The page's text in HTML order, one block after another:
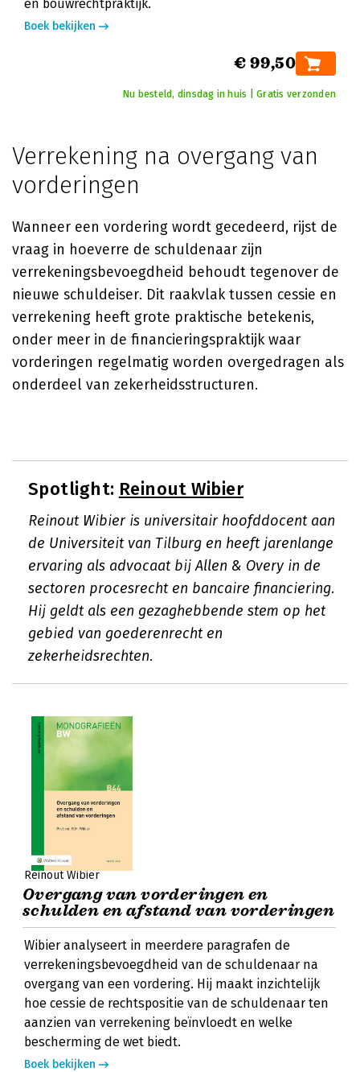
en bouwrechtpraktijk.
Boek bekijken
€ 99,50
Nu besteld, dinsdag in huis | Gratis verzonden
Verrekening na overgang van
vorderingen
Wanneer een vordering wordt gecedeerd, rijst de
vraag in hoeverre de schuldenaar zijn
verrekeningsbevoegdheid behoudt tegenover de
nieuwe schuldeiser. Dit raakvlak tussen cessie en
verrekening heeft grote praktische betekenis,
onder meer in de financieringspraktijk waar
vorderingen regelmatig worden overgedragen als
onderdeel van zekerheidsstructuren.
Spotlight: Reinout Wibier
Reinout Wibier is universitair hoofddocent aan
de Universiteit van Tilburg en heeft jarenlange
ervaring als advocaat bij Allen & Overy in de
sectoren procesrecht en bancaire financiering.
Hij geldt als een gezaghebbende stem op het
gebied van goederenrecht en
zekerheidsrechten.
Reinout Wibier
Overgang van vorderingen en
schulden en afstand van vorderingen
Wibier analyseert in meerdere paragrafen de
verrekeningsbevoegdheid van de schuldenaar na
overgang van een vordering. Hij maakt inzichtelijk
hoe cessie de rechtspositie van de schuldenaar ten
aanzien van verrekening beïnvloedt en welke
bescherming de wet biedt.
Boek bekijken